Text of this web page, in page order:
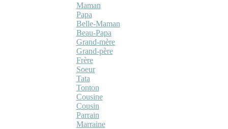
Maman
Papa
Belle-Maman
Beau-Papa
Grand-mère
Grand-père
Frère
Soeur
Tata
Tonton
Cousine
Cousin
Parrain
Marraine